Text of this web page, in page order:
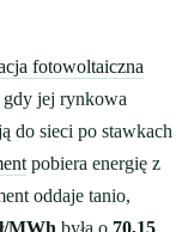
fotowoltaiczna
gdy jej rynkowa
do sieci po stawkach
pobiera energię z
oddaje tanio,
MWh była o 70,15